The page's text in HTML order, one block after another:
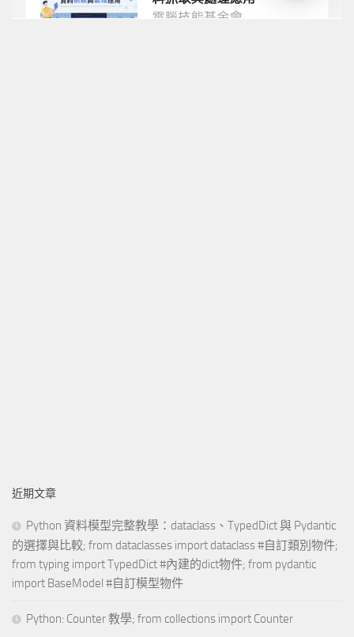
近期文章
Python 資料模型完整教學：dataclass、TypedDict 與 Pydantic
的選擇與比較; from dataclasses import dataclass #自訂類別物件;
from typing import TypedDict #內建的dict物件; from pydantic
import BaseModel #自訂模型物件
Python: Counter 教學; from collections import Counter